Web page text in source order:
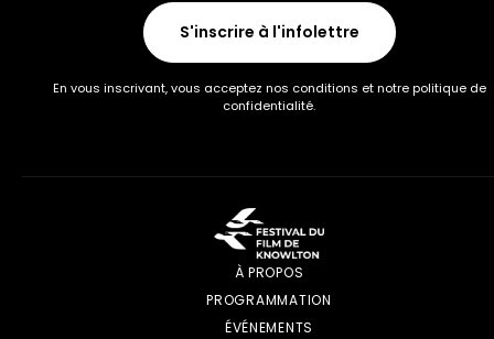
S'inscrire à l'infolettre
En vous inscrivant, vous acceptez nos conditions et notre politique de
confidentialité.
À PROPOS
PROGRAMMATION
ÉVÉNEMENTS